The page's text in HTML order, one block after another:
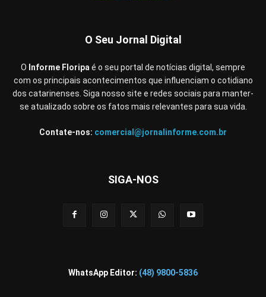
O Seu Jornal Digital
O Informe Floripa é o seu portal de notícias digital, sempre
com os principais acontecimentos que influenciam o cotidiano
dos catarinenses. Siga nosso site e redes sociais para manter-
se atualizado sobre os fatos mais relevantes para sua vida.
Contate-nos: comercial@jornalinforme.com.br
SIGA-NOS
WhatsApp Editor: (48) 9800-5836